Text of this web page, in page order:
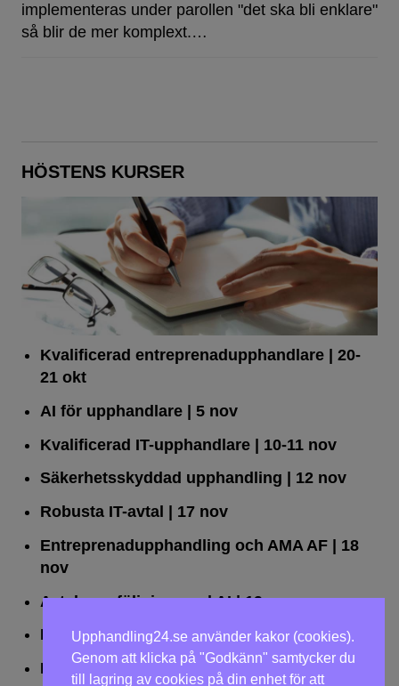
implementeras under parollen "det ska bli enklare"
så blir de mer komplext.…
HÖSTENS KURSER
Kvalificerad entreprenad­upphandlare | 20-
21 okt
AI för upphandlare| 5 nov
Kvalificerad IT-upphandlare| 10-11 nov
Säkerhetsskyddad upphandling | 12 nov
Robusta IT-avtal
| 17 nov
Entreprenadupphandling och AMA AF| 18
nov
Avtalsuppföljning med AI| 19 nov
Leda upphandlingar effektivt| 25 nov
Dialogförfaranden | 26 nov
Upphandling24.se använder kakor (cookies).
Genom att klicka på "Godkänn" samtycker du
till lagring av cookies på din enhet för att